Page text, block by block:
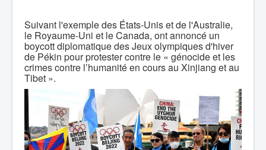
Suivant l'exemple des États-Unis et de l'Australie,
le Royaume-Uni et le Canada, ont annoncé un
boycott diplomatique des Jeux olympiques d'hiver
de Pékin pour protester contre le « génocide et les
crimes contre l’humanité en cours au Xinjiang et au
Tibet ».